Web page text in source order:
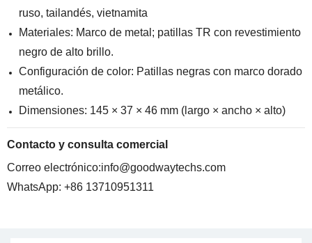
ruso, tailandés, vietnamita
Materiales: Marco de metal; patillas TR con revestimiento
negro de alto brillo.
Configuración de color: Patillas negras con marco dorado
metálico.
Dimensiones: 145 × 37 × 46 mm (largo × ancho × alto)
Contacto y consulta comercial
Correo electrónico:info@goodwaytechs.com
WhatsApp: +86 13710951311